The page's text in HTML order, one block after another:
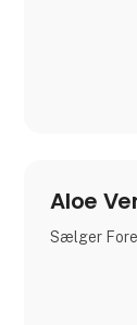
Aloe
Sælger